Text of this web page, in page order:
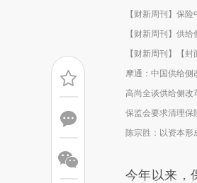
【财新周刊】保
【财新周刊】供
【财新周刊】【
摩通：中国供给侧
高尚全谈供给侧改
保监会要求清理保
陈宗胜：以资本形
今年以来，